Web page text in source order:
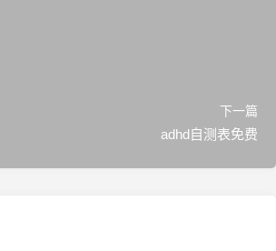
下一篇
adhd自测表免费